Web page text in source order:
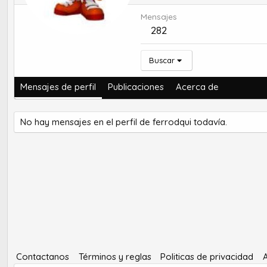
Mensajes
282
Buscar
Mensajes de perfil Publicaciones Acerca de
No hay mensajes en el perfil de ferrodqui todavía.
Contactanos Términos y reglas Politicas de privacidad